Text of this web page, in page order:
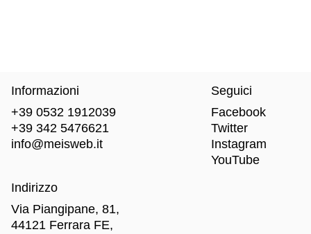
Informazioni
+39 0532 1912039
+39 342 5476621
info@meisweb.it
Indirizzo
Via Piangipane, 81,
44121 Ferrara FE,
Seguici
Facebook
Twitter
Instagram
YouTube